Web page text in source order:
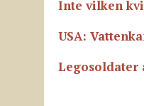
Inte vilken
USA:
Legosoldater